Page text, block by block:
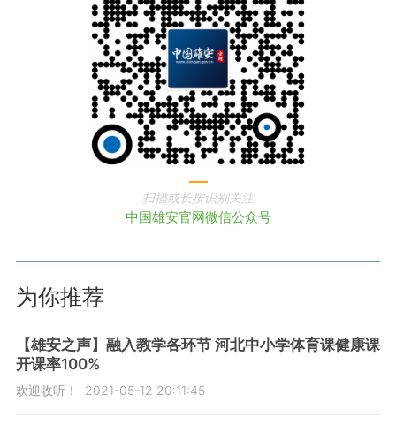
扫描或长按识别关注
中国雄安官网微信公众号
为你推荐
【雄安之声】融入教学各环节 河北中小学体育课健康课
开课率100%
欢迎收听！ 2021-05-12 20:11:45